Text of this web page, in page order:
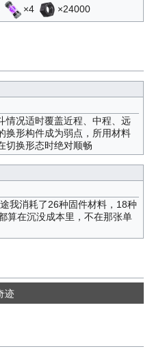
×4 ×24000
情况适时覆盖近程、中程、远
换形构件成为弱点，所用材料
切换形态时绝对顺畅
我消耗了26种固件材料，18种
算在沉没成本里，不在那张单
迹